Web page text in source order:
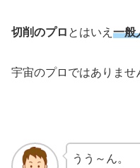
切削のプロ とはいえ 一般
宇宙のプロではありませ
うう～ん。